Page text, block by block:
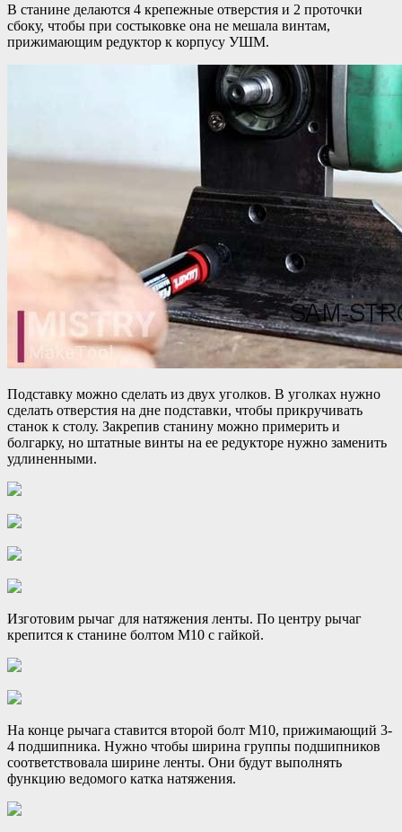
В станине делаются 4 крепежные отверстия и 2 проточки
сбоку, чтобы при состыковке она не мешала винтам,
прижимающим редуктор к корпусу УШМ.
Подставку можно сделать из двух уголков. В уголках нужно
сделать отверстия на дне подставки, чтобы прикручивать
станок к столу. Закрепив станину можно примерить и
болгарку, но штатные винты на ее редукторе нужно заменить
удлиненными.
Изготовим рычаг для натяжения ленты. По центру рычаг
крепится к станине болтом М10 с гайкой.
На конце рычага ставится второй болт М10, прижимающий 3-
4 подшипника. Нужно чтобы ширина группы подшипников
соответствовала ширине ленты. Они будут выполнять
функцию ведомого катка натяжения.